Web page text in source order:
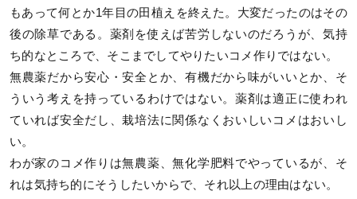
もあって何とか1年目の田植えを終えた。大変だったのはその
後の除草である。薬剤を使えば苦労しないのだろうが、気持
ち的なところで、そこまでしてやりたいコメ作りではない。
無農薬だから安心・安全とか、有機だから味がいいとか、そ
ういう考えを持っているわけではない。薬剤は適正に使われ
ていれば安全だし、栽培法に関係なくおいしいコメはおいし
い。
わが家のコメ作りは無農薬、無化学肥料でやっているが、そ
れは気持ち的にそうしたいからで、それ以上の理由はない。